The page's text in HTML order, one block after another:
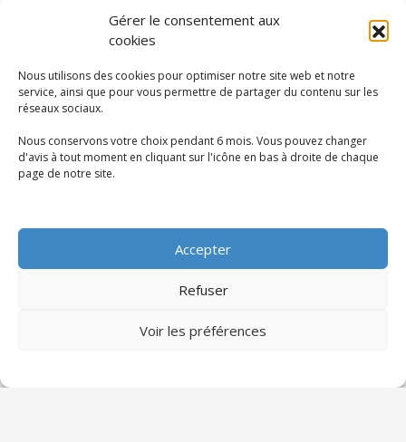
Gérer le consentement aux
cookies
Nous utilisons des cookies pour optimiser notre site web et notre
service, ainsi que pour vous permettre de partager du contenu sur les
réseaux sociaux.
Nous conservons votre choix pendant 6 mois. Vous pouvez changer
d'avis à tout moment en cliquant sur l'icône en bas à droite de chaque
page de notre site.
Accepter
Refuser
Voir les préférences
Mirela Oprea
Articles récents
demandées en 2025
13 octobre 2025
Le monde du travail évolue rapidement sous
l’impulsion de la transformation digitale, de la